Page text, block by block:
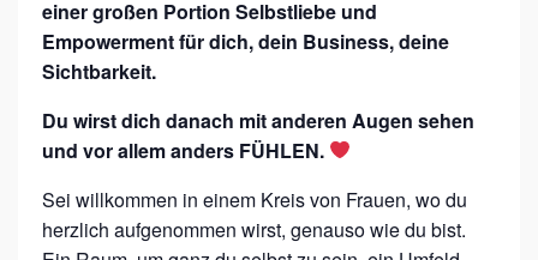
I
T
I
M
B
U
S
einer großen Portion Selbstliebe und
Empowerment für dich, dein Business, deine
Sichtbarkeit.
Du wirst dich danach mit anderen Augen sehen
und vor allem anders FÜHLEN.
Sei willkommen in einem Kreis von Frauen, wo du
herzlich aufgenommen wirst, genauso wie du bist.